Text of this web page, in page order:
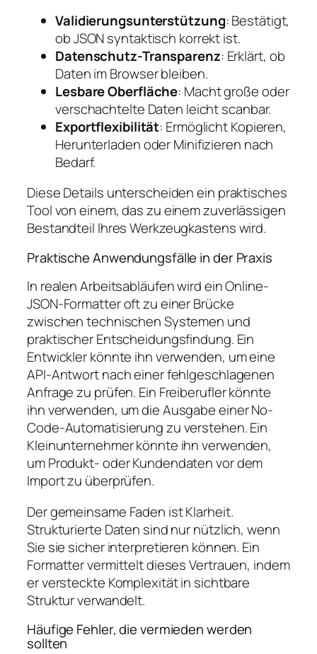
Validierungsunterstützung: Bestätigt,
ob JSON syntaktisch korrekt ist.
Datenschutz-Transparenz: Erklärt, ob
Daten im Browser bleiben.
Lesbare Oberfläche: Macht große oder
verschachtelte Daten leicht scanbar.
Exportflexibilität: Ermöglicht Kopieren,
Herunterladen oder Minifizieren nach
Bedarf.
Diese Details unterscheiden ein praktisches
Tool von einem, das zu einem zuverlässigen
Bestandteil Ihres Werkzeugkastens wird.
Praktische Anwendungsfälle in der Praxis
In realen Arbeitsabläufen wird ein Online-
JSON-Formatter oft zu einer Brücke
zwischen technischen Systemen und
praktischer Entscheidungsfindung. Ein
Entwickler könnte ihn verwenden, um eine
API-Antwort nach einer fehlgeschlagenen
Anfrage zu prüfen. Ein Freiberufler könnte
ihn verwenden, um die Ausgabe einer No-
Code-Automatisierung zu verstehen. Ein
Kleinunternehmer könnte ihn verwenden,
um Produkt- oder Kundendaten vor dem
Import zu überprüfen.
Der gemeinsame Faden ist Klarheit.
Strukturierte Daten sind nur nützlich, wenn
Sie sie sicher interpretieren können. Ein
Formatter vermittelt dieses Vertrauen, indem
er versteckte Komplexität in sichtbare
Struktur verwandelt.
Häufige Fehler, die vermieden werden
sollten